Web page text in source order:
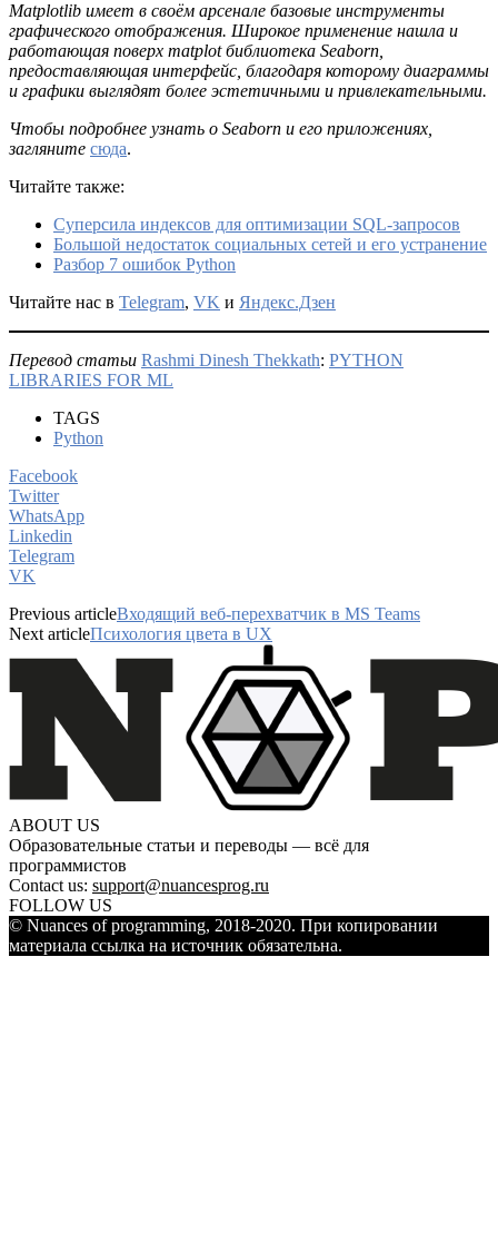
Matplotlib имеет в своём арсенале базовые инструменты
графического отображения. Широкое применение нашла и
работающая поверх matplot библиотека Seaborn,
предоставляющая интерфейс, благодаря которому диаграммы
и графики выглядят более эстетичными и привлекательными.
Чтобы подробнее узнать о Seaborn и его приложениях,
загляните сюда.
Читайте также:
Суперсила индексов для оптимизации SQL-запросов
Большой недостаток социальных сетей и его устранение
Разбор 7 ошибок Python
Читайте нас в Telegram, VK и Яндекс.Дзен
Перевод статьи Rashmi Dinesh Thekkath: PYTHON
LIBRARIES FOR ML
TAGS
Python
Facebook
Twitter
WhatsApp
Linkedin
Telegram
VK
Previous articleВходящий веб-перехватчик в MS Teams
Next articleПсихология цвета в UX
ABOUT US
Образовательные статьи и переводы — всё для
программистов
Contact us: support@nuancesprog.ru
FOLLOW US
© Nuances of programming, 2018-2020. При копировании
материала ссылка на источник обязательна.